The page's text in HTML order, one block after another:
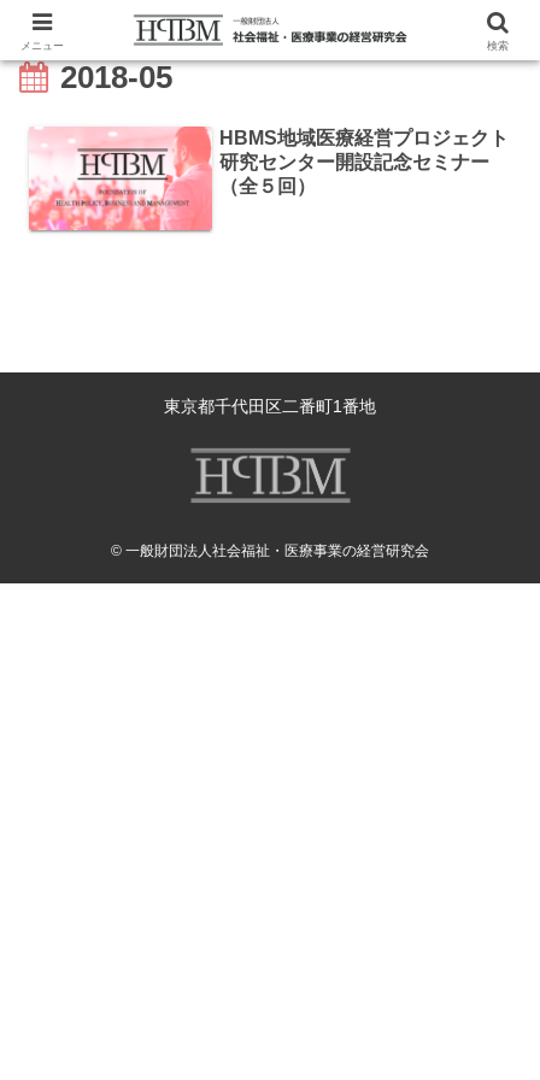
2018-05
HBMS地域医療経営プロジェクト
研究センター開設記念セミナー
（全５回）
東京都千代田区二番町1番地
© 一般財団法人社会福祉・医療事業の経営研究会
メニュー 検索